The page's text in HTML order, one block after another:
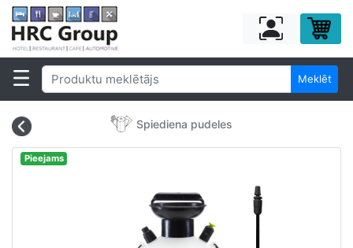
Meklēt
Spiediena pudeles
Pieejams